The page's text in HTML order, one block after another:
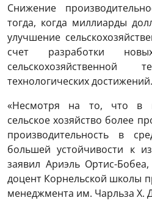
Снижение
тогда, когда миллиарды
улучшение
счет разработки
технологических достижений.
«Несмотря на то, что в
сельское хозяйство более
производительность в
большей устойчивости к
заявил Ариэль Ортис-
доцент Корнельской школы
менеджмента им. Чарльза Х.